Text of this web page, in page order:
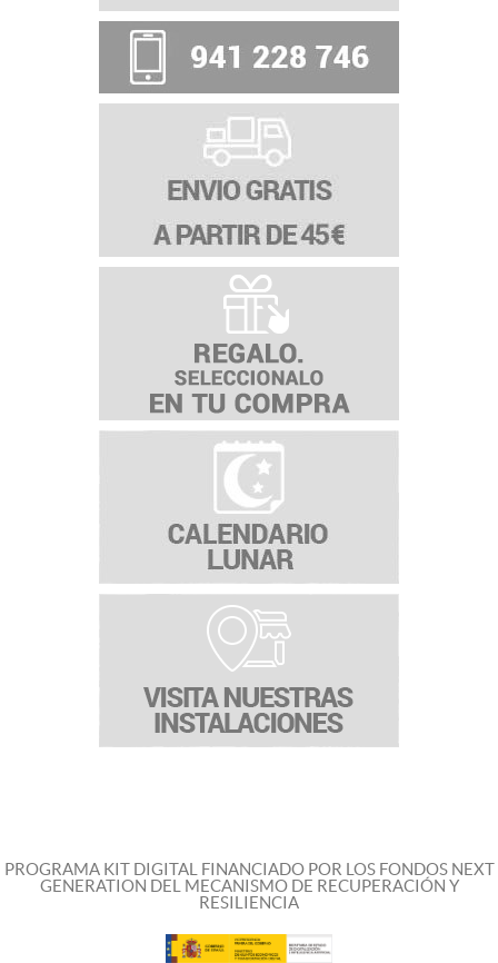
PROGRAMA KIT DIGITAL FINANCIADO POR LOS FONDOS NEXT
GENERATION DEL MECANISMO DE RECUPERACIÓN Y
RESILIENCIA